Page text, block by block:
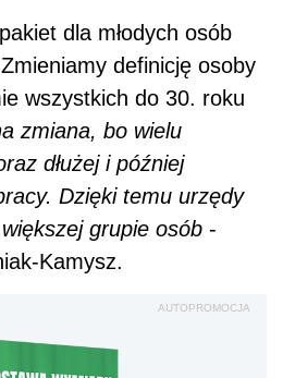
dla młodych osób
definicję osoby
wszystkich do 30. roku
zmiana, bo wielu
dłużej i później
Dzięki temu urzędy
grupie osób -
Kamysz.
AUTOPROMOCJA